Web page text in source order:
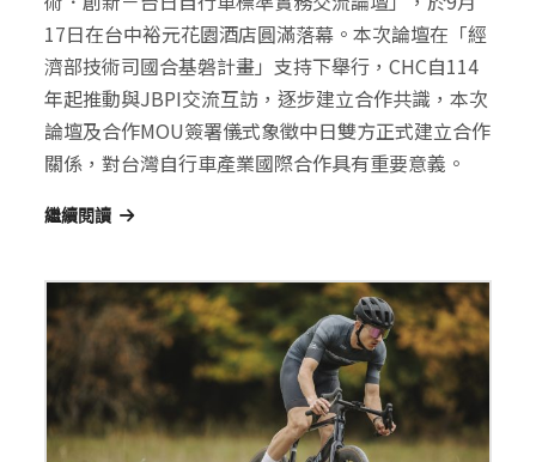
17日在台中裕元花園酒店圓滿落幕。本次論壇在「經
濟部技術司國合基磐計畫」支持下舉行，CHC自114
年起推動與JBPI交流互訪，逐步建立合作共識，本次
論壇及合作MOU簽署儀式象徵中日雙方正式建立合作
關係，對台灣自行車產業國際合作具有重要意義。
繼續閱讀